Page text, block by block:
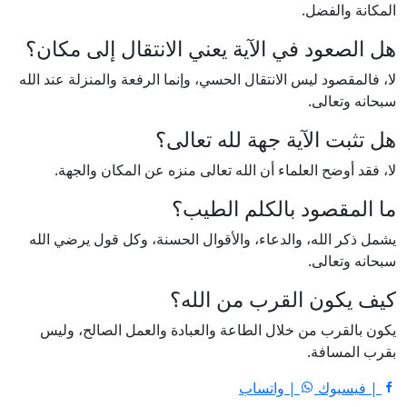
المكانة والفضل.
هل الصعود في الآية يعني الانتقال إلى مكان؟
لا، فالمقصود ليس الانتقال الحسي، وإنما الرفعة والمنزلة عند الله
سبحانه وتعالى.
هل تثبت الآية جهة لله تعالى؟
لا، فقد أوضح العلماء أن الله تعالى منزه عن المكان والجهة.
ما المقصود بالكلم الطيب؟
يشمل ذكر الله، والدعاء، والأقوال الحسنة، وكل قول يرضي الله
سبحانه وتعالى.
كيف يكون القرب من الله؟
يكون بالقرب من خلال الطاعة والعبادة والعمل الصالح، وليس
بقرب المسافة.
| فيسبوك
| واتساب